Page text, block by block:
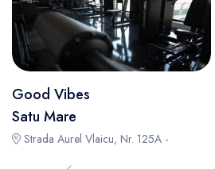
Good Vibes
Satu Mare
Strada Aurel Vlaicu, Nr. 125A -